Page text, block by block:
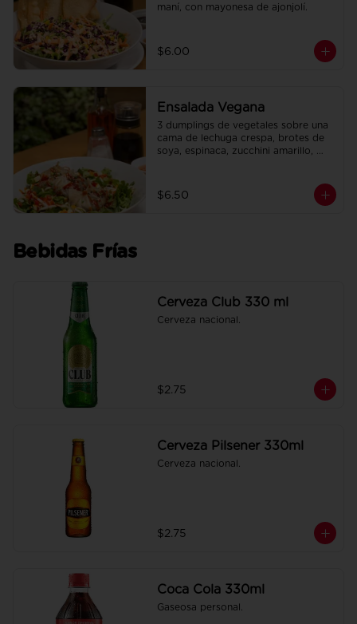
maní, con mayonesa de ajonjolí.
$6.00
Ensalada Vegana
3 dumplings de vegetales sobre una
cama de lechuga crespa, brotes de
soya, espinaca, zucchini amarillo,
$6.50
Bebidas Frías
Cerveza Club 330 ml
Cerveza nacional.
$2.75
Cerveza Pilsener 330ml
Cerveza nacional.
$2.75
Coca Cola 330ml
Gaseosa personal.